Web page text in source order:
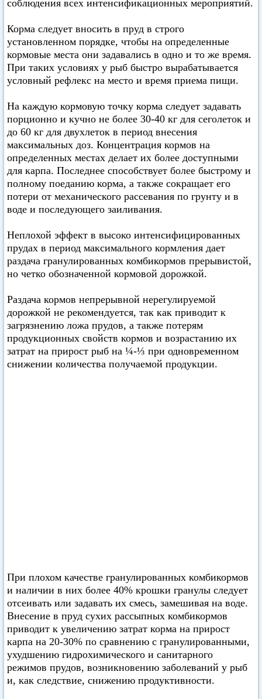
соблюдения всех интенсификационных мероприятий.
Корма следует вносить в пруд в строго
установленном порядке, чтобы на определенные
кормовые места они задавались в одно и то же время.
При таких условиях у рыб быстро вырабатывается
условный рефлекс на место и время приема пищи.
На каждую кормовую точку корма следует задавать
порционно и кучно не более 30-40 кг для сеголеток и
до 60 кг для двухлеток в период внесения
максимальных доз. Концентрация кормов на
определенных местах делает их более доступными
для карпа. Последнее способствует более быстрому и
полному поеданию корма, а также сокращает его
потери от механического рассевания по грунту и в
воде и последующего заиливания.
Неплохой эффект в высоко интенсифицированных
прудах в период максимального кормления дает
раздача гранулированных комбикормов прерывистой,
но четко обозначенной кормовой дорожкой.
Раздача кормов непрерывной нерегулируемой
дорожкой не рекомендуется, так как приводит к
загрязнению ложа прудов, а также потерям
продукционных свойств кормов и возрастанию их
затрат на прирост рыб на ¼-⅓ при одновременном
снижении количества получаемой продукции.
При плохом качестве гранулированных комбикормов
и наличии в них более 40% крошки гранулы следует
отсеивать или задавать их смесь, замешивая на воде.
Внесение в пруд сухих рассыпных комбикормов
приводит к увеличению затрат корма на прирост
карпа на 20-30% по сравнению с гранулированными,
ухудшению гидрохимического и санитарного
режимов прудов, возникновению заболеваний у рыб
и, как следствие, снижению продуктивности.